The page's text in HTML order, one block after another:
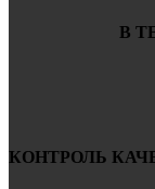
В
КОНТРОЛЬ